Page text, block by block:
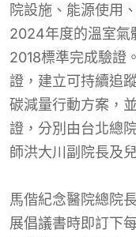
院設施、能源使用
2024年度的溫室氣
2018標準完成驗證
證，建立可持續追
碳減量行動方案，
證，分別由台北總
師洪大川副院長及
馬偕紀念醫院總院
展倡議書時即訂下